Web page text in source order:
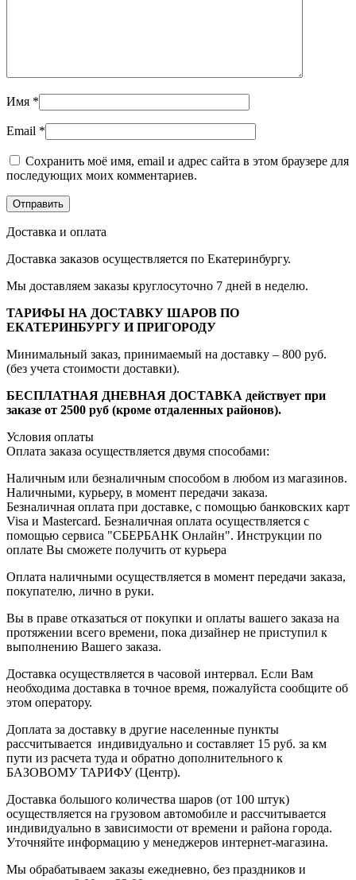
Имя *
Email *
Сохранить моё имя, email и адрес сайта в этом браузере для
последующих моих комментариев.
Доставка и оплата
Доставка заказов осуществляется по Екатеринбургу.
Мы доставляем заказы круглосуточно 7 дней в неделю.
ТАРИФЫ НА ДОСТАВКУ ШАРОВ ПО
ЕКАТЕРИНБУРГУ И ПРИГОРОДУ
Минимальный заказ, принимаемый на доставку – 800 руб.
(без учета стоимости доставки).
БЕСПЛАТНАЯ ДНЕВНАЯ ДОСТАВКА действует при
заказе от 2500 руб (кроме отдаленных районов).
Условия оплаты
Оплата заказа осуществляется двумя способами:
Наличным или безналичным способом в любом из магазинов.
Наличными, курьеру, в момент передачи заказа.
Безналичная оплата при доставке, с помощью банковских карт
Visa и Mastercard. Безналичная оплата осуществляется с
помощью сервиса "СБЕРБАНК Онлайн". Инструкции по
оплате Вы сможете получить от курьера
Оплата наличными осуществляется в момент передачи заказа,
покупателю, лично в руки.
Вы в праве отказаться от покупки и оплаты вашего заказа на
протяжении всего времени, пока дизайнер не приступил к
выполнению Вашего заказа.
Доставка осуществляется в часовой интервал. Если Вам
необходима доставка в точное время, пожалуйста сообщите об
этом оператору.
Доплата за доставку в другие населенные пункты
рассчитывается индивидуально и составляет 15 руб. за км
пути из расчета туда и обратно дополнительного к
БАЗОВОМУ ТАРИФУ (Центр).
Доставка большого количества шаров (от 100 штук)
осуществляется на грузовом автомобиле и рассчитывается
индивидуально в зависимости от времени и района города.
Уточняйте информацию у менеджеров интернет-магазина.
Мы обрабатываем заказы ежедневно, без праздников и